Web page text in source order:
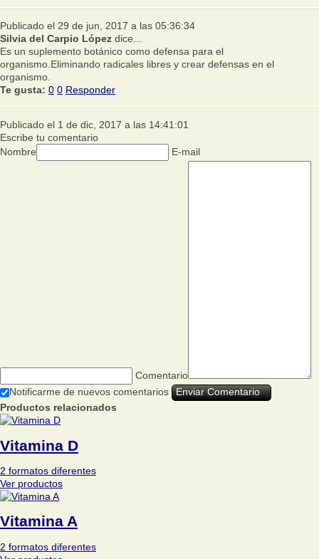
Publicado el 29 de jun, 2017 a las 05:36:34
Silvia del Carpio López dice...
Es un suplemento botánico como defensa para el
organismo.Eliminando radicales libres y crear defensas en el
organismo.
Te gusta: 0 0 Responder
Publicado el 1 de dic, 2017 a las 14:41:01
Escribe tu comentario
Nombre
E-mail
Comentario
Notificarme de nuevos comentarios
Productos relacionados
Vitamina D
2 formatos diferentes
Ver productos
Vitamina A
2 formatos diferentes